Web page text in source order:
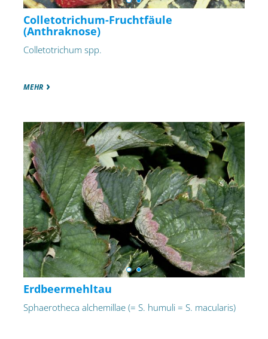
Colletotrichum-Fruchtfäule
(Anthraknose)
Colletotrichum spp.
MEHR
Erdbeermehltau
Sphaerotheca alchemillae (= S. humuli = S. macularis)